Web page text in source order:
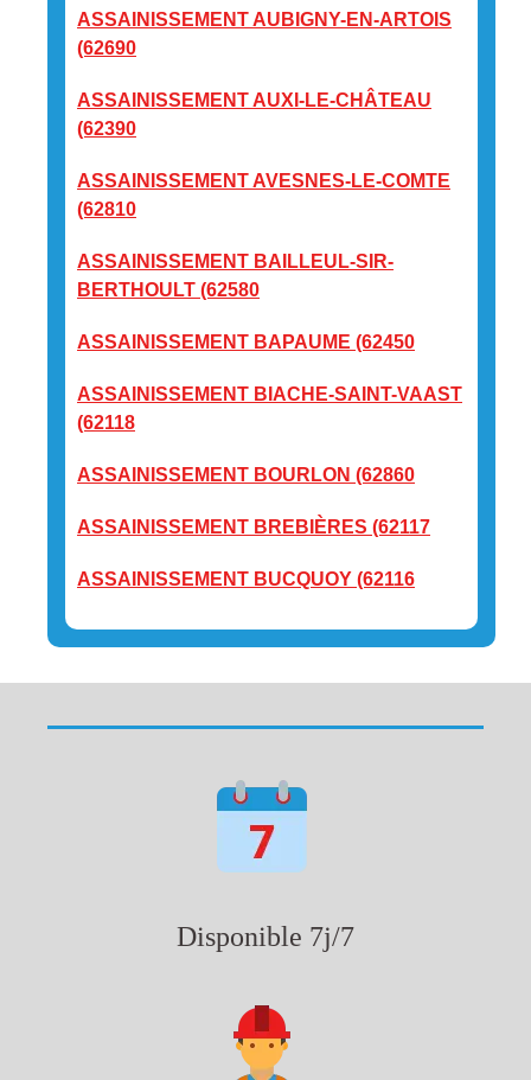
ASSAINISSEMENT AUBIGNY-EN-ARTOIS
(62690
ASSAINISSEMENT AUXI-LE-CHÂTEAU
(62390
ASSAINISSEMENT AVESNES-LE-COMTE
(62810
ASSAINISSEMENT BAILLEUL-SIR-
BERTHOULT (62580
ASSAINISSEMENT BAPAUME (62450
ASSAINISSEMENT BIACHE-SAINT-VAAST
(62118
ASSAINISSEMENT BOURLON (62860
ASSAINISSEMENT BREBIÈRES (62117
ASSAINISSEMENT BUCQUOY (62116
Disponible 7j/7